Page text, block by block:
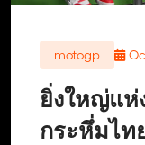
motogp
ยิ่งใหญ่แห่
กระหึ่มไท